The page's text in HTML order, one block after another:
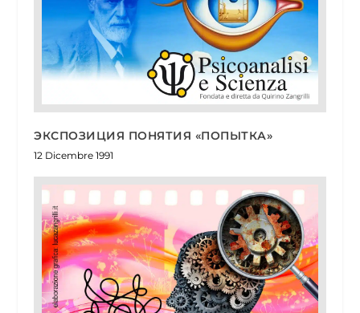
ЭКСПОЗИЦИЯ ПОНЯТИЯ «ПОПЫТКА»
12 Dicembre 1991